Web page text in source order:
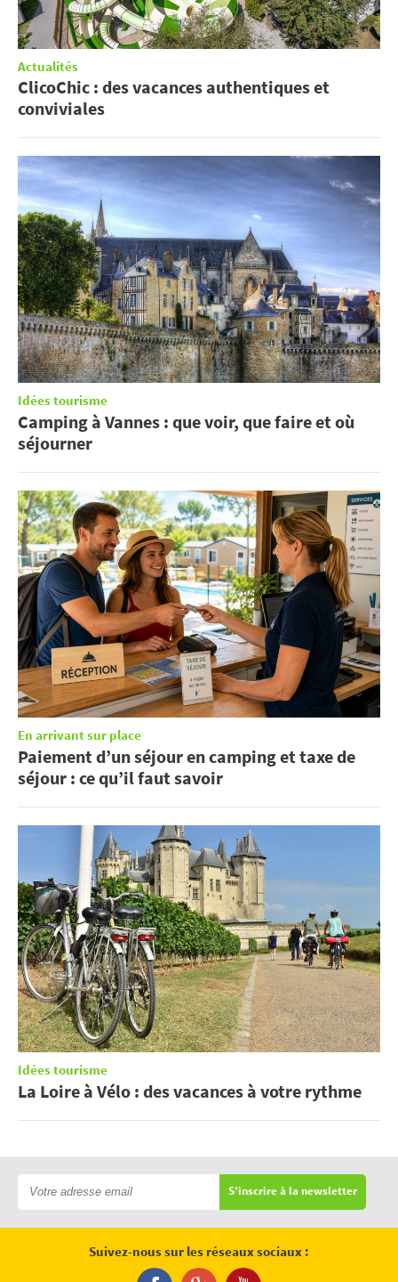
Actualités
ClicoChic : des vacances authentiques et
conviviales
Idées tourisme
Camping à Vannes : que voir, que faire et où
séjourner
En arrivant sur place
Paiement d’un séjour en camping et taxe de
séjour : ce qu’il faut savoir
Idées tourisme
La Loire à Vélo : des vacances à votre rythme
S'inscrire à la newsletter
Suivez-nous sur les réseaux sociaux :